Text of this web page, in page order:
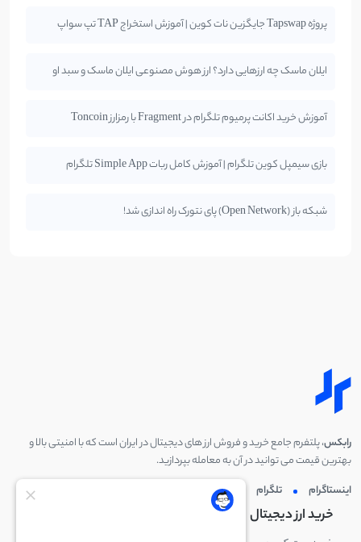
پروژه Tapswap جایگزین نات کوین | آموزش استخراج TAP تپ سواپ
ایلان ماسک چه ارزهایی دارد؟ ارز هوش مصنوعی ایلان ماسک و سبد او
آموزش خرید اکانت پرمیوم تلگرام در Fragment با رمزارز Toncoin
بازی سیمپل کوین تلگرام | آموزش کامل ربات Simple App تلگرام
شبکه باز (Open Network) پای نتورک راه اندازی شد!
رابکس، پلتفرم جامع خرید و فروش ارز های دیجیتال در ایران است که با امنیتی بالا و
بهترین قیمت می توانید در آن به معامله بپردازید.
اینستاگرام
تلگرام توئیتر
خرید ارز دیجیتال